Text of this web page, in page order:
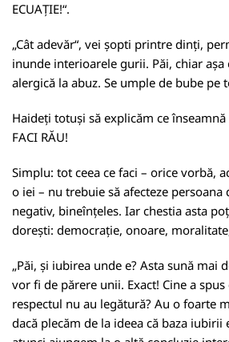
ECUAȚIE!“.
„Cât adevăr“, vei șopti printre dinți,
inunde interioarele gurii. Păi, chiar așa
alergică la abuz. Se umple de bube pe
Haideți totuși să explicăm ce înseamnă
FACI RĂU!
Simplu: tot ceea ce faci – orice vorbă,
o iei – nu trebuie să afecteze persoana
negativ, bineînțeles. Iar chestia asta
dorești: democrație, onoare,
„Păi, și iubirea unde e? Asta sună mai
vor fi de părere unii. Exact! Cine a spus
respectul nu au legătură? Au o foarte
dacă plecăm de la ideea că baza iubirii